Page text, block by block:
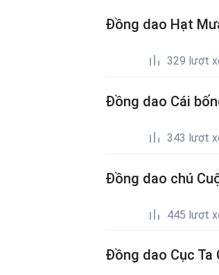
Đồng dao Hạt
329 lượt
Đồng dao Cái
343 lượt
Đồng dao chú
445 lượt
Đồng dao Cục Ta